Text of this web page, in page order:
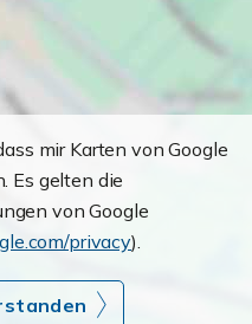
mir Karten von Google
Es gelten die
von Google
privacy).